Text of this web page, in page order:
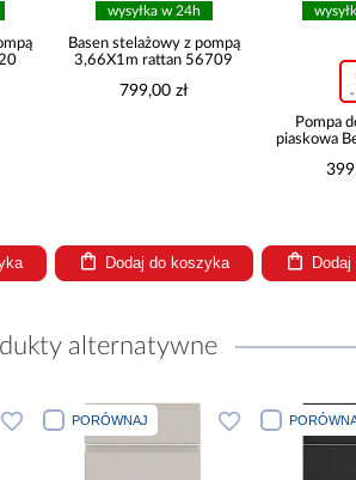
wysyłka w 24h
Basen stelażowy z pompą
3,66X1m rattan 56709
799,00 zł
Dodaj do koszyka
Pompa
piaskowa
alternatywne
PORÓWNAJ